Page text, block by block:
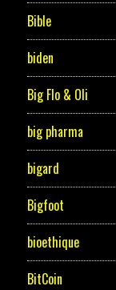
Bible
biden
Big Flo & Oli
big pharma
bigard
Bigfoot
bioethique
BitCoin